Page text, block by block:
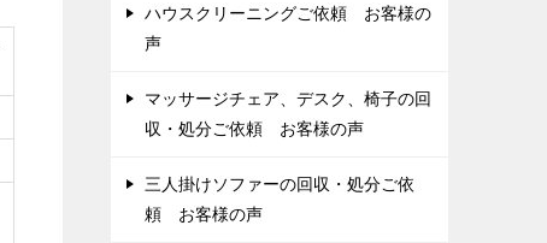
ハウスクリーニングご依頼 お客様の
声
マッサージチェア、デスク、椅子の回
収・処分ご依頼 お客様の声
三人掛けソファーの回収・処分ご依
頼 お客様の声